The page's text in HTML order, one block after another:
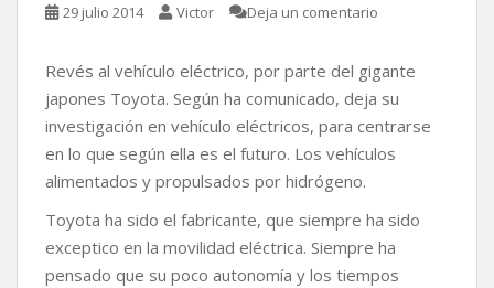
29 julio 2014 Victor Deja un comentario
Revés al vehículo eléctrico, por parte del gigante
japones Toyota. Según ha comunicado, deja su
investigación en vehículo eléctricos, para centrarse
en lo que según ella es el futuro. Los vehículos
alimentados y propulsados por hidrógeno.
Toyota ha sido el fabricante, que siempre ha sido
exceptico en la movilidad eléctrica. Siempre ha
pensado que su poco autonomía y los tiempos